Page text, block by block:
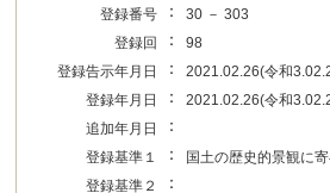
登録番号 ：
30 － 303
登録回
：
98
登録告示年月日
：
2021.02.26(令和
登録年月日
：
2021.02.26(令和
追加年月日
：
登録基準１ ：
国土の歴史的景観に
登録基準２
：